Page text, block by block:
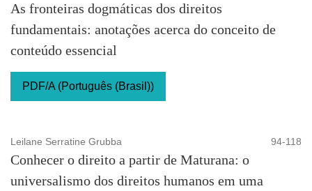
As fronteiras dogmáticas dos direitos
fundamentais: anotações acerca do conceito de
conteúdo essencial
PDF/A (Português (Brasil))
Leilane Serratine Grubba 94-118
Conhecer o direito a partir de Maturana: o
universalismo dos direitos humanos em uma